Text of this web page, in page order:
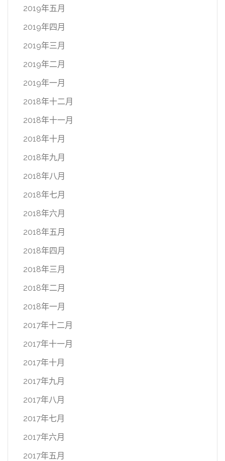
2019年五月
2019年四月
2019年三月
2019年二月
2019年一月
2018年十二月
2018年十一月
2018年十月
2018年九月
2018年八月
2018年七月
2018年六月
2018年五月
2018年四月
2018年三月
2018年二月
2018年一月
2017年十二月
2017年十一月
2017年十月
2017年九月
2017年八月
2017年七月
2017年六月
2017年五月